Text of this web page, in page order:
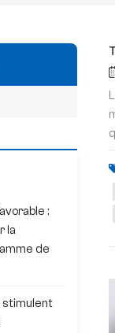
:
la
de
stimulent